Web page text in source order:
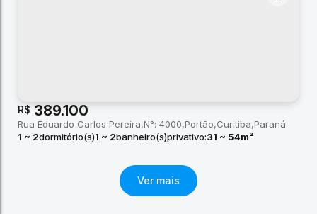
R$ 389.100
Rua Eduardo Carlos Pereira N°: 4000 Portão Curitiba Paraná
1 ~ 2dormitório(s)1 ~ 2banheiro(s)privativo:31 ~ 54m²